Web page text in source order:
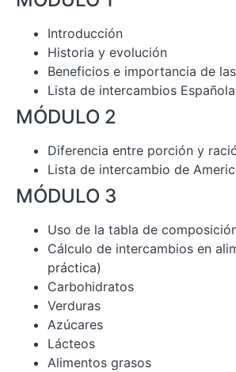
Introducción
Historia y evolución
Beneficios e importancia de
Lista de intercambios Española
MÓDULO 2
Diferencia entre porción y
Lista de intercambio de
MÓDULO 3
Uso de la tabla de
Cálculo de intercambios en
práctica)
Carbohidratos
Verduras
Azúcares
Lácteos
Alimentos grasos